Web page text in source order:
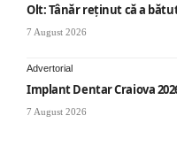
Olt: Tânăr reţinut că a
7 August 2026
Advertorial
Implant Dentar Craiova
7 August 2026